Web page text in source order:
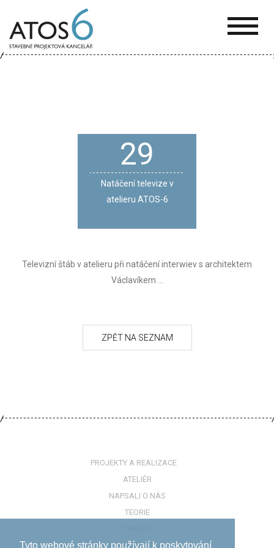
Tyto webové stránky používají k poskytování
6
29
Natáčení televize v
atelieru ATOS-6
Televizní štáb v atelieru při natáčení interwiev s architektem
Václavíkem ...
PROJEKTY A REALIZACE
ATELIÉR
NAPSALI O NÁS
TEORIE
KONTAKTY